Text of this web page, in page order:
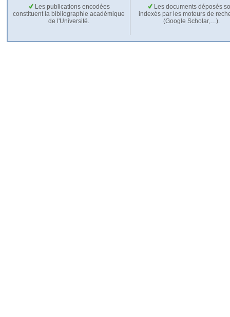
Les publications encodées
constituent la bibliographie académique
de l'Université.
Les documents déposés
indexés par les moteurs de
(Google Scholar,…).